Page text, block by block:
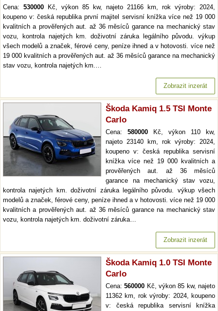
Cena: 530000 Kč, výkon 85 kw, najeto 21166 km, rok výroby: 2024,
koupeno v: česká republika první majitel servisní knížka více než 19 000
kvalitních a prověřených aut. až 36 měsíců garance na mechanický stav
vozu, kontrola najetých km. doživotní záruka legálního původu. výkup
všech modelů a značek, férové ceny, peníze ihned a v hotovosti. více než
19 000 kvalitních a prověřených aut. až 36 měsíců garance na mechanický
stav vozu, kontrola najetých km.…
Zobrazit inzerát
Škoda Kamiq 1.5 TSI Monte
Carlo
Cena: 580000 Kč, výkon 110 kw,
najeto 23140 km, rok výroby: 2024,
koupeno v: česká republika servisní
knížka více než 19 000 kvalitních a
prověřených aut. až 36 měsíců
garance na mechanický stav vozu,
kontrola najetých km. doživotní záruka legálního původu. výkup všech
modelů a značek, férové ceny, peníze ihned a v hotovosti. více než 19 000
kvalitních a prověřených aut. až 36 měsíců garance na mechanický stav
vozu, kontrola najetých km. doživotní záruka…
Zobrazit inzerát
Škoda Kamiq 1.0 TSI Monte
Carlo
Cena:560000 Kč, výkon 85 kw, najeto
11362 km, rok výroby: 2024, koupeno
v: česká republika servisní knížka